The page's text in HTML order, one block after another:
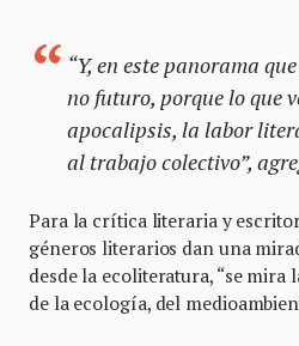
“Y, en este panorama
no futuro, porque lo que
apocalipsis, la labor
al trabajo colectivo”,
Para la crítica literaria y
géneros literarios dan una
desde la ecoliteratura, “se mira
de la ecología, del